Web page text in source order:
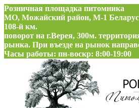
Розничная площадка питомника
МО, Можайский район, М-1
108-й км.
поворот на г.Верея, 300м.
рынка. При въезде на рынок
Часы работы: пн-воскр: 8:00-19:00